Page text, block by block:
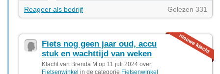
Reageer als bedrijf Gelezen 331
Fiets nog geen jaar oud, accu
stuk en wachttijd van weken
Klacht van Brenda M op 11 juli 2024 over
Fietsenwinkel in de categorie Fietsenwinkel